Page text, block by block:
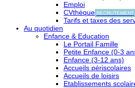
Emploi
CVthèque RECRUTEMENT
Tarifs et taxes des
Au quotidien
Enfance & Education
Le Portail Famille
Petite Enfance (0-3
Enfance (3-12 ans)
Accueils périscolaires
Accueils de loisirs
Etablissements